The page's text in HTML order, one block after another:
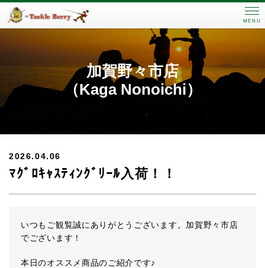
MENU
加賀野々市店
（Kaga Nonoichi）
2026.04.06
ﾏｸﾞﾛｷｬｽﾃｨﾝｸﾞﾘｰﾙ入荷！！
いつもご観覧誠にありがとうございます。加賀野々市店
でございます！
本日のオススメ商品のご紹介です♪